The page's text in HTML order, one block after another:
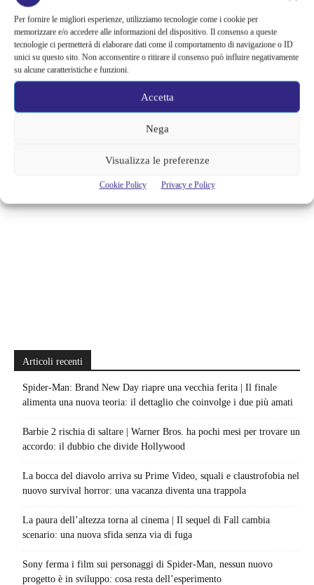
Per fornire le migliori esperienze, utilizziamo tecnologie come i cookie per
memorizzare e/o accedere alle informazioni del dispositivo. Il consenso a queste
tecnologie ci permetterà di elaborare dati come il comportamento di navigazione o ID
unici su questo sito. Non acconsentire o ritirare il consenso può influire negativamente
su alcune caratteristiche e funzioni.
Accetta
Nega
Visualizza le preferenze
Cookie Policy Privacy e Policy
DI UN’OSSESSIONE… È UN’ARMA
https://www.youtube.com/watch?v=27bE8vX7cxw&feature=youtu.be
Mascherato da culto per l’arte e la bellezza, il nazismo mise le mani su
capolavori inestimabili per puro e spietato business, una macchina
diabolica e perfettamente organizzata per la compravendita di opere
nazisti e, in parte, per finanziare le casse del Reich. Hitler fu uno dei
più grandi...
Articoli recenti
Spider-Man: Brand New Day riapre una vecchia ferita | Il finale
alimenta una nuova teoria: il dettaglio che coinvolge i due più amati
Barbie 2 rischia di saltare | Warner Bros. ha pochi mesi per trovare un
accordo: il dubbio che divide Hollywood
La bocca del diavolo arriva su Prime Video, squali e claustrofobia nel
nuovo survival horror: una vacanza diventa una trappola
La paura dell’altezza torna al cinema | Il sequel di Fall cambia
scenario: una nuova sfida senza via di fuga
Sony ferma i film sui personaggi di Spider-Man, nessun nuovo
progetto è in sviluppo: cosa resta dell’esperimento